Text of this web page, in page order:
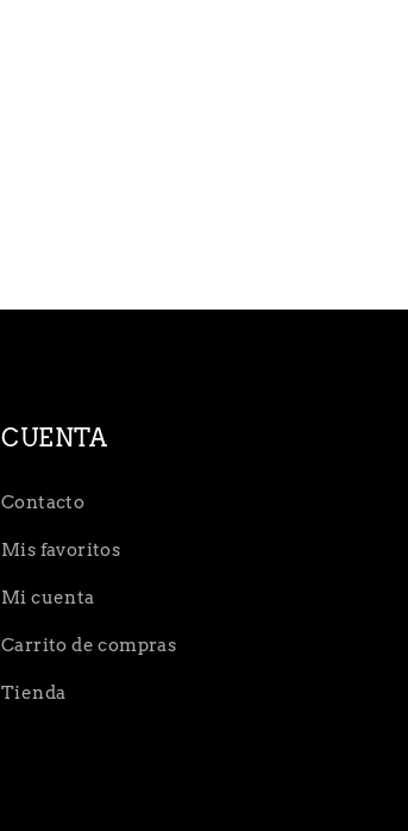
CUENTA
Contacto
Mis favoritos
Mi cuenta
Carrito de compras
Tienda